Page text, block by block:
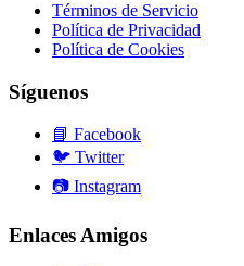
Términos de Servicio
Política de Privacidad
Política de Cookies
Síguenos
📘 Facebook
🐦 Twitter
📷 Instagram
Enlaces Amigos